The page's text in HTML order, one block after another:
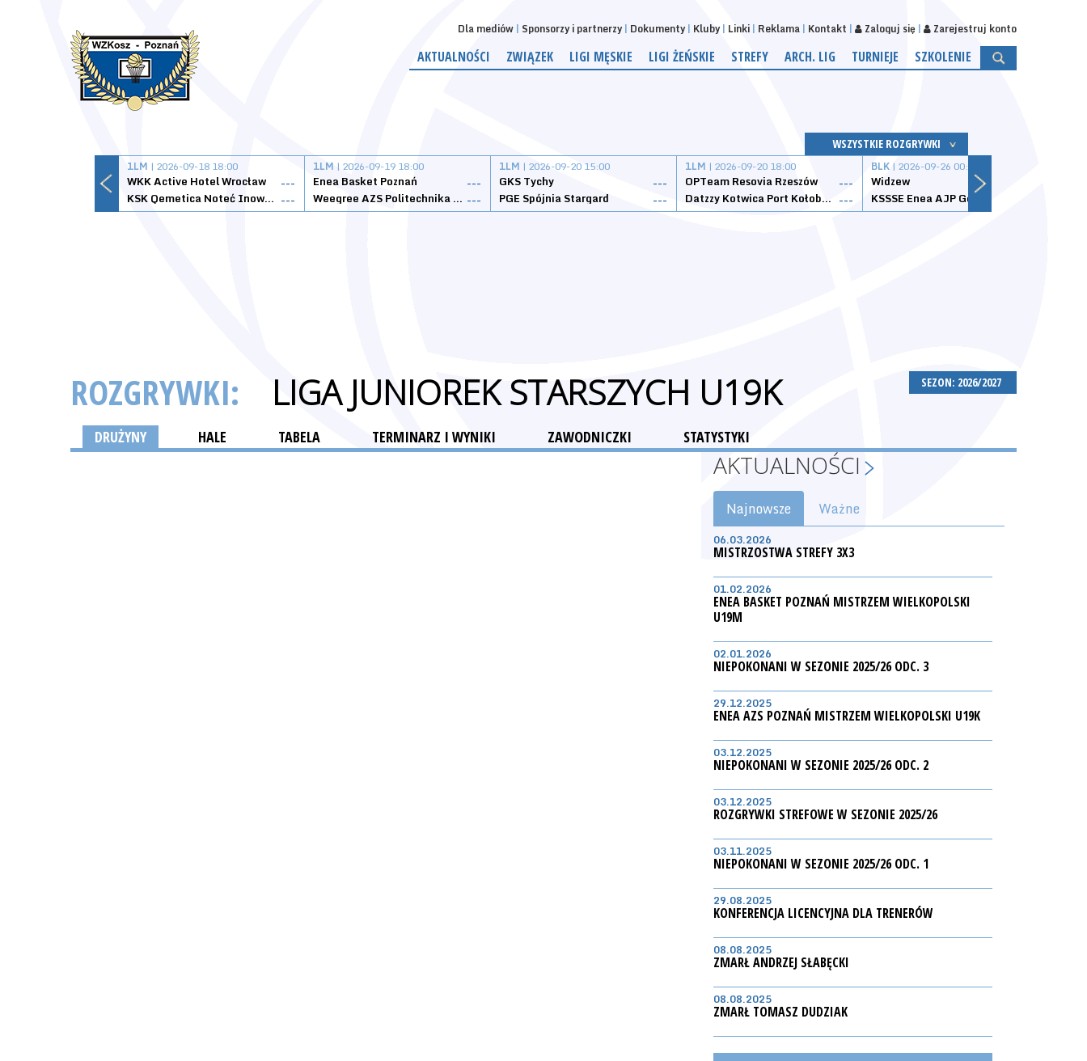
Dla mediów Sponsorzy i partnerzy Dokumenty Kluby Linki Reklama Kontakt Zaloguj się Zarejestruj konto
AKTUALNOŚCI ZWIĄZEK LIGI MĘSKIE LIGI ŻEŃSKIE STREFY ARCH. LIG TURNIEJE SZKOLENIE
WSZYSTKIE ROZGRYWKI
1LM | 2026-09-18 18:00
WKK Active Hotel Wrocław
---
KSK Qemetica Noteć Inowrocław ---
1LM | 2026-09-19 18:00
Enea Basket Poznań
---
Weegree AZS Politechnika Opolska ---
1LM | 2026-09-20 15:00
GKS Tychy
---
PGE Spójnia Stargard
---
1LM | 2026-09-20 18:00
OPTeam Resovia Rzeszów
---
Datzzy Kotwica Port Kołobrzeg ---
BLK | 2026-09-26 00:00
Widzew
SEZON: 2026/2027
ROZGRYWKI: LIGA JUNIOREK STARSZYCH U19K
DRUŻYNY HALE TABELA TERMINARZ I WYNIKI ZAWODNICZKI STATYSTYKI
AKTUALNOŚCI
Najnowsze Ważne
06.03.2026
MISTRZOSTWA STREFY 3X3
01.02.2026
ENEA BASKET POZNAŃ MISTRZEM WIELKOPOLSKI
U19M
02.01.2026
NIEPOKONANI W SEZONIE 2025/26 ODC. 3
29.12.2025
ENEA AZS POZNAŃ MISTRZEM WIELKOPOLSKI U19K
03.12.2025
NIEPOKONANI W SEZONIE 2025/26 ODC. 2
03.12.2025
ROZGRYWKI STREFOWE W SEZONIE 2025/26
03.11.2025
NIEPOKONANI W SEZONIE 2025/26 ODC. 1
29.08.2025
KONFERENCJA LICENCYJNA DLA TRENERÓW
08.08.2025
ZMARŁ ANDRZEJ SŁABĘCKI
08.08.2025
ZMARŁ TOMASZ DUDZIAK